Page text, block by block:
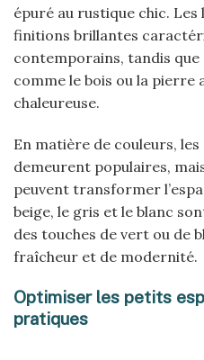
épuré au rustique chic.
finitions brillantes
contemporains, tandis
comme le bois ou la pierre
chaleureuse.
En matière de couleurs,
demeurent populaires,
peuvent transformer
beige, le gris et le blanc
des touches de vert ou de
fraîcheur et de modernité.
Optimiser les petits
pratiques